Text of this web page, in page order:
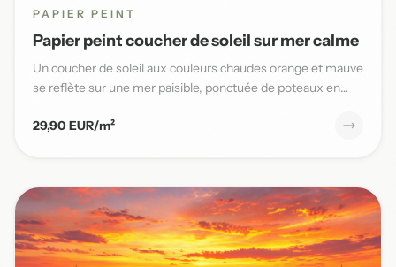
PAPIER PEINT
Papier peint coucher de soleil sur mer calme
Un coucher de soleil aux couleurs chaudes orange et mauve
se reflète sur une mer paisible, ponctuée de poteaux en
29,90 EUR/m²